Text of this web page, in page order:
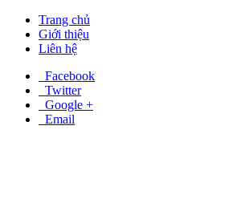
Trang chủ
Giới thiệu
Liên hệ
Facebook
Twitter
Google +
Email